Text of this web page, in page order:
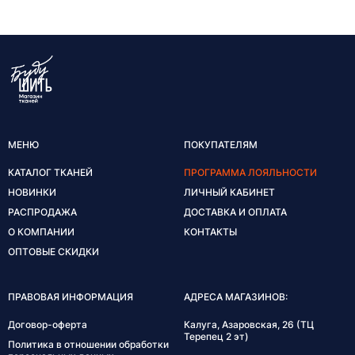
МЕНЮ
КАТАЛОГ ТКАНЕЙ
НОВИНКИ
РАСПРОДАЖА
О КОМПАНИИ
ОПТОВЫЕ СКИДКИ
ПОКУПАТЕЛЯМ
ПРОГРАММА ЛОЯЛЬНОСТИ
ЛИЧНЫЙ КАБИНЕТ
ДОСТАВКА И ОПЛАТА
КОНТАКТЫ
ПРАВОВАЯ ИНФОРМАЦИЯ
Договор-оферта
Политика в отношении обработки
АДРЕСА МАГАЗИНОВ:
Калуга, Азаровская, 26 (ТЦ
Терепец 2 эт)